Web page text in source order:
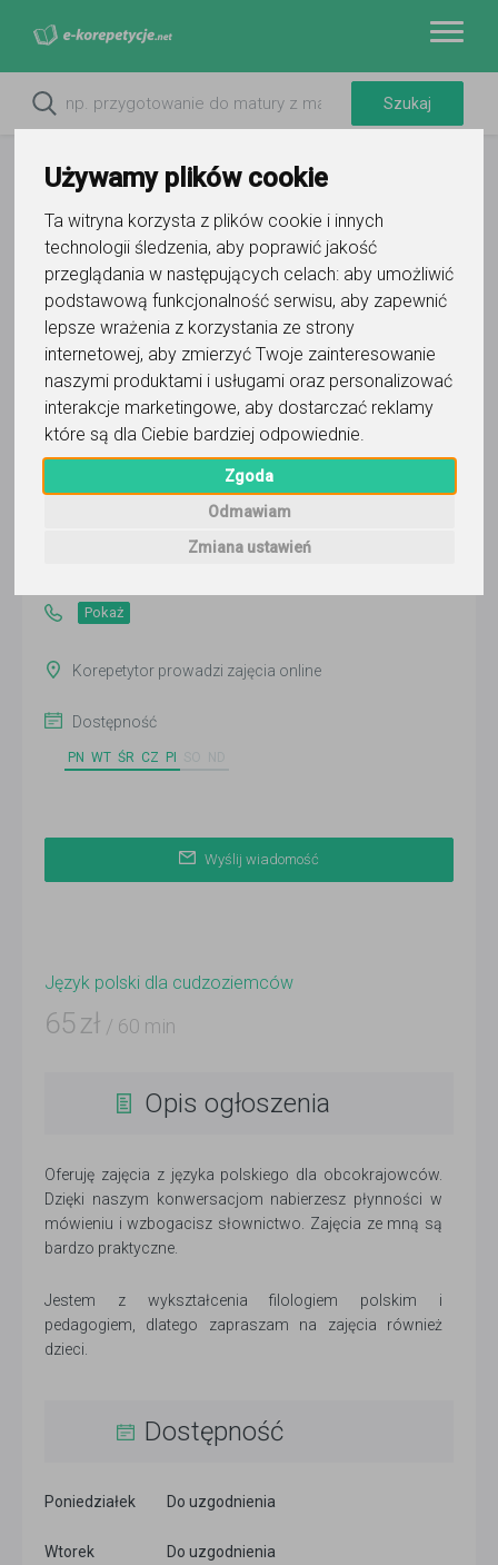
Używamy plików cookie
Ta witryna korzysta z plików cookie i innych
technologii śledzenia, aby poprawić jakość
przeglądania w następujących celach: aby umożliwić
podstawową funkcjonalność serwisu, aby zapewnić
lepsze wrażenia z korzystania ze strony
internetowej, aby zmierzyć Twoje zainteresowanie
naszymi produktami i usługami oraz personalizować
interakcje marketingowe, aby dostarczać reklamy
które są dla Ciebie bardziej odpowiednie
Zgoda
Odmawiam
Zmiana ustawień
Do ulubionych
Oznacz wystąpienie kontaktu
Kasia
Wyślij wiadomość
Pokaż
Korepetytor prowadzi zajęcia online
Dostępność
PN WT ŚR CZ PI
Wyślij wiadomość
Język polski dla cudzoziemców
65 zł / 60 min
Opis ogłoszenia
Oferuję zajęcia z języka polskiego dla obcokrajowców.
Dzięki naszym konwersacjom nabierzesz płynności w
mówieniu i wzbogacisz słownictwo. Zajęcia ze mną są
bardzo praktyczne.
Jestem z wykształcenia filologiem polskim i
pedagogiem, dlatego zapraszam na zajęcia również
dzieci.
Dostępność
Poniedziałek Do uzgodnienia
Wtorek Do uzgodnienia